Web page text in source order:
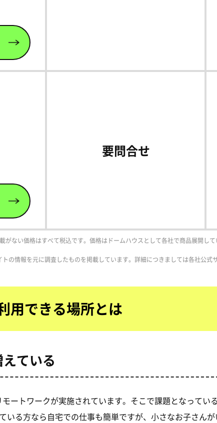
）
（https://dome-house.jp/index.php）
要問合せ
ない価格はすべて税込です。価格はドームハウスとして各社で商品展開し
の情報を元に調査したものを掲載しています。詳細につきましては各社公式
用できる場所とは
ている
ートワークが実施されています。そこで課題となってい
いる方なら自宅での仕事も簡単ですが、小さなお子さん